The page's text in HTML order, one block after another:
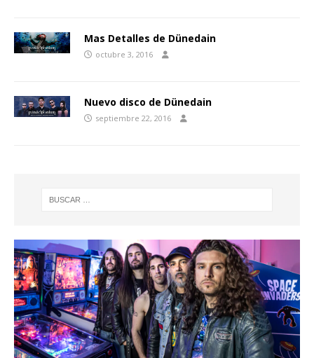
Mas Detalles de Dünedain
octubre 3, 2016
Nuevo disco de Dünedain
septiembre 22, 2016